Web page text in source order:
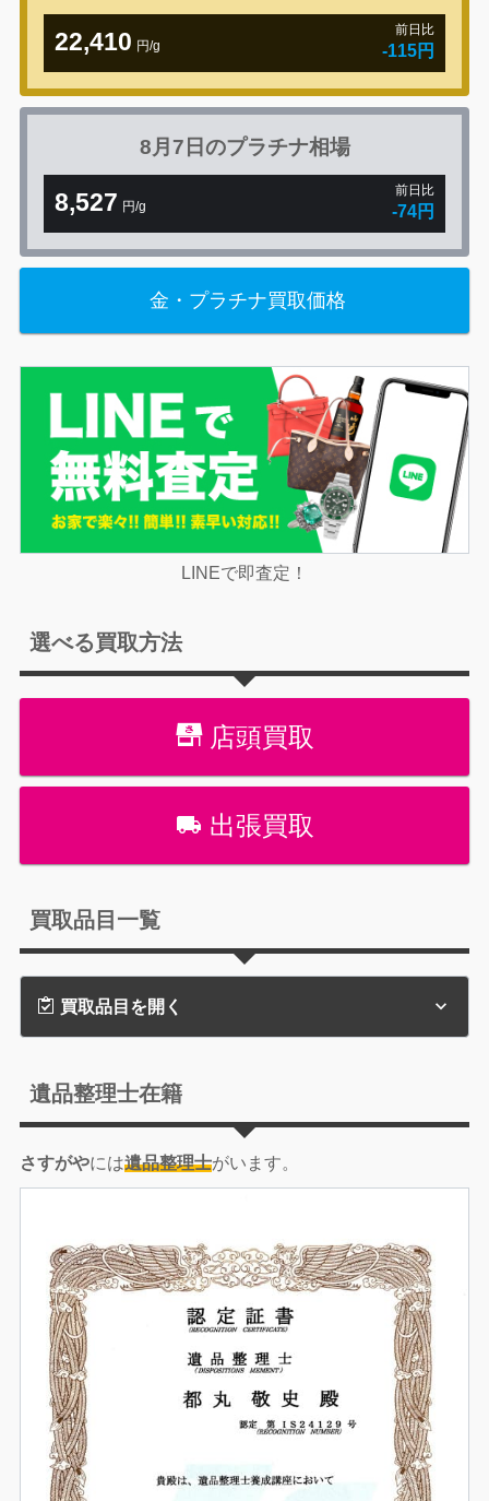
22,410 円/g
前日比
-115円
8月7日のプラチナ相場
8,527 円/g
前日比
-74円
金・プラチナ買取価格
LINEで即査定！
選べる買取方法
店頭買取
出張買取
買取品目一覧
買取品目を開く
遺品整理士在籍
さすがやには遺品整理士がいます。